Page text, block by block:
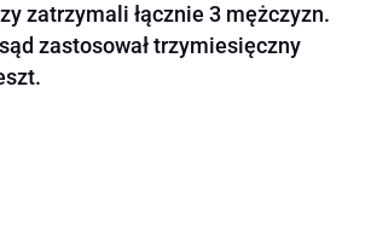
zatrzymali łącznie 3 mężczyzn.
zastosował trzymiesięczny